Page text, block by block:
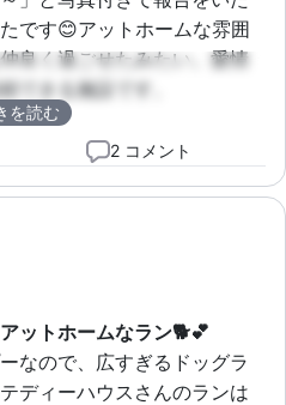
です😊アットホームな雰囲
良く過ごせたみたい。愛情
できる施設です。
を読む
2 コメント
ットホームなラン🐕💕
なので、広すぎるドッグラ
ディーハウスさんのランは